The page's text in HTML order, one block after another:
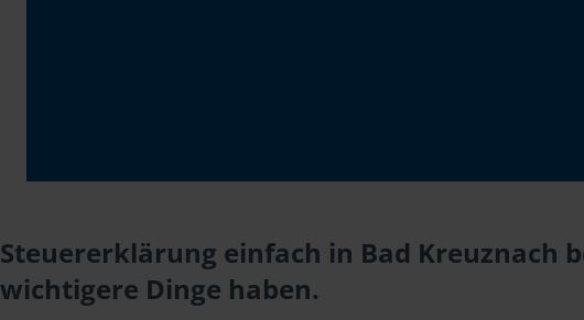
Steuererklärung einfach in Bad Kreuznach
wichtigere Dinge haben.